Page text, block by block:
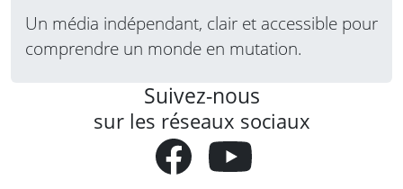
Un média indépendant, clair et accessible pour
comprendre un monde en mutation.
Suivez-nous
sur les réseaux sociaux